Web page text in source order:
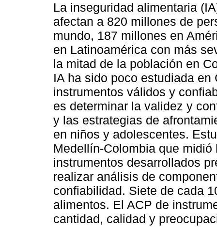
La inseguridad alimentaria
afectan a 820 millones de
mundo, 187 millones en
en Latinoamérica con más
la mitad de la población en
IA ha sido poco estudiada
instrumentos válidos y
es determinar la validez y
y las estrategias de
en niños y adolescentes.
Medellín-Colombia que
instrumentos desarrollados
realizar análisis de
confiabilidad. Siete de cada
alimentos. El ACP de
cantidad, calidad y